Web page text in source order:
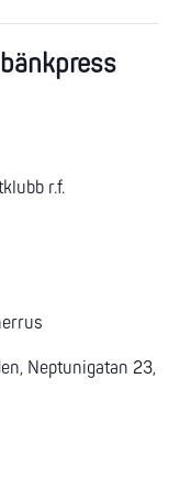
r.f.
Neptunigatan 23,